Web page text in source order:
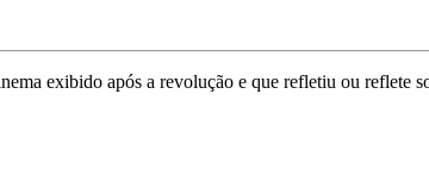
exibido após a revolução e que refletiu ou reflete